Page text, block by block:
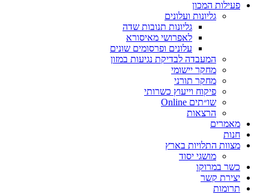
פעילות המכון
גליונות ועלונים
גליונות תנובות שדה
לאפרושי מאיסורא
עלונים ופרסומים שונים
המעבדה לבדיקת נגיעות במזון
מחקר יישומי
מחקר תורני
פיקוח וייעוץ כשרותי
שו״תים Online
הרצאות
מאמרים
חנות
מצוות התלויות בארץ
מושגי יסוד
כשר במרוקו
יצירת קשר
תרומות